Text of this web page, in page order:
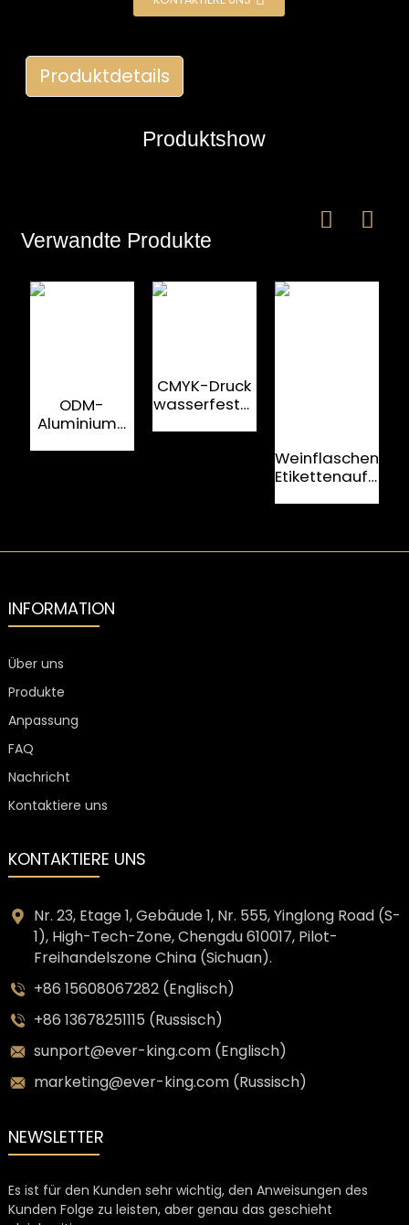
Produktdetails
Produktshow
Verwandte Produkte
ODM-
Aluminium-
CMYK-Druck
wasserfester
Weinflaschen-
mit
INFORMATION
Über uns
Produkte
Anpassung
FAQ
Nachricht
Kontaktiere uns
KONTAKTIERE UNS
Nr. 23, Etage 1, Gebäude 1, Nr. 555, Yinglong Road (S-
1), High-Tech-Zone, Chengdu 610017, Pilot-
Freihandelszone China (Sichuan).
+86 15608067282 (Englisch)
+86 13678251115 (Russisch)
sunport@ever-king.com (Englisch)
marketing@ever-king.com (Russisch)
NEWSLETTER
Es ist für den Kunden sehr wichtig, den Anweisungen des
Kunden Folge zu leisten, aber genau das geschieht